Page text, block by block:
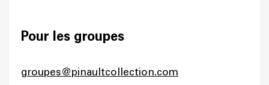
Pour les groupes
groupes@pinaultcollection.com